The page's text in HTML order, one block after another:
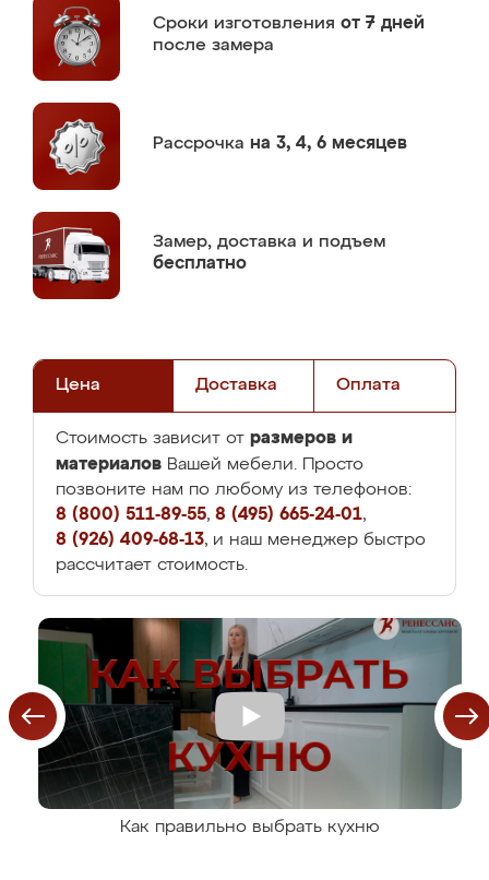
Сроки изготовления от 7 дней
после замера
Рассрочка на 3, 4, 6 месяцев
Замер, доставка и подъем
бесплатно
Цена Доставка Оплата
Стоимость зависит от размеров и
материалов Вашей мебели. Просто
позвоните нам по любому из телефонов:
8 (800) 511-89-55, 8 (495) 665-24-01,
8 (926) 409-68-13, и наш менеджер быстро
рассчитает стоимость.
Как правильно выбрать кухню